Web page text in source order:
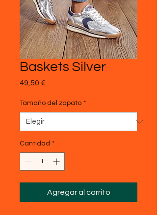
Baskets Silver
49,50 €
Tamaño del zapato *
Cantidad *
Agregar al carrito